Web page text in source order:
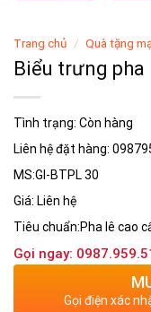
Trang chủ / Quà tặng
Biểu trưng pha
Tình trạng: Còn hàng
Liên hệ đặt hàng:
MS:GI-BTPL 30
Giá: Liên hệ
Tiêu chuẩn:Pha lê cao
Gọi ngay:
Gọi điện xác